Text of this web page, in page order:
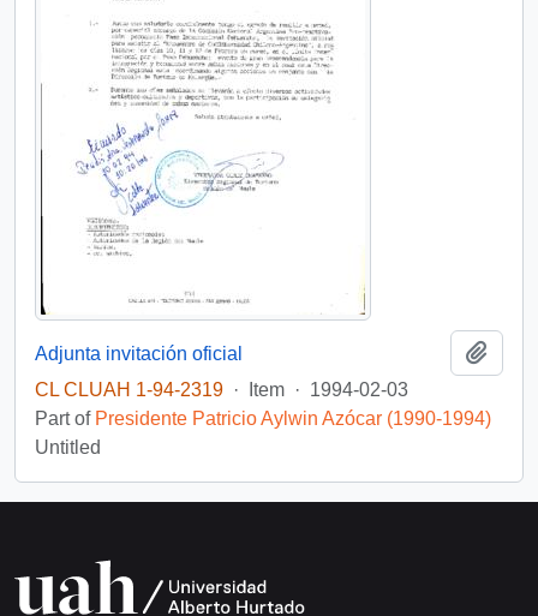
Adjunta invitación oficial
CL CLUAH 1-94-2319 · Item · 1994-02-03
Part of Presidente Patricio Aylwin Azócar (1990-1994)
Untitled